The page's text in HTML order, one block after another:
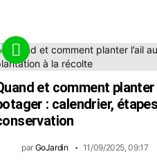
et comment planter
: calendrier,
par GoJardin 11/09/2025, 09:17